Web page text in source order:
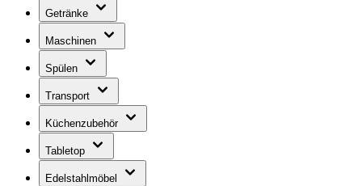
Getränke
Maschinen
Spülen
Transport
Küchenzubehör
Tabletop
Edelstahlmöbel